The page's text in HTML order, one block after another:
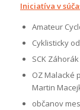
Iniciatíva v
Amateur
Cyklisticky
SCK
OZ Malacké
Martin
občanov